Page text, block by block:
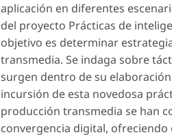
aplicación en diferentes
del proyecto Prácticas de
objetivo es determinar
transmedia. Se indaga sobre
surgen dentro de su
incursión de esta novedosa
producción transmedia se han
convergencia digital,